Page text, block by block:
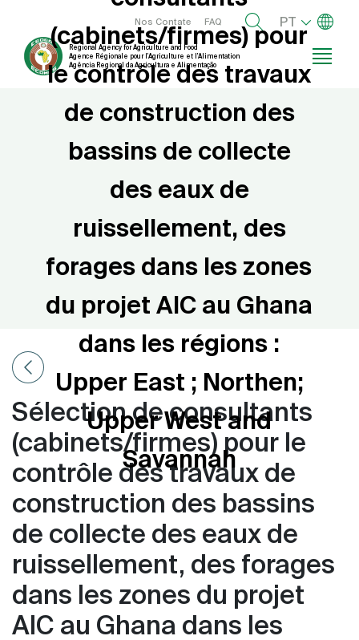
para
o
conteúdo
Regional Agency for Agriculture and Food
Agence Régionale pour l’Agriculture et l’Alimentation
Agência Regional da Agricultura e Alimentação
Menu right
Nos Contate FAQ PT
Lista
(cabinets/firmes) pour
le contrôle des travaux
de construction des
bassins de collecte
des eaux de
ruissellement, des
forages dans les zones
du projet AIC au Ghana
dans les régions :
Upper East ; Northen;
Upper West and
Savannah
Sélection de consultants
(cabinets/firmes) pour le
contrôle des travaux de
construction des bassins
de collecte des eaux de
ruissellement, des forages
dans les zones du projet
AIC au Ghana dans les